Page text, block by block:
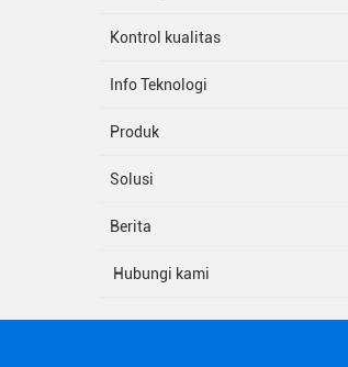
Kontrol kualitas
Info Teknologi
Produk
Solusi
Berita
Hubungi kami